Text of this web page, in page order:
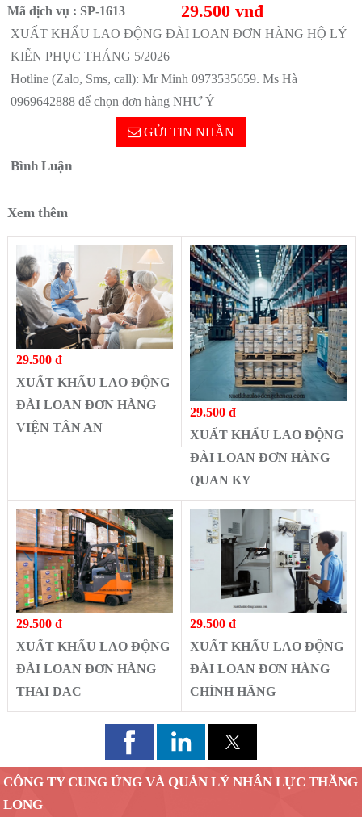
Mã dịch vụ : SP-1613 29.500 vnđ
XUẤT KHẨU LAO ĐỘNG ĐÀI LOAN ĐƠN HÀNG HỘ LÝ
KIẾN PHỤC THÁNG 5/2026
Hotline (Zalo, Sms, call): Mr Minh 0973535659. Ms Hà
0969642888 để chọn đơn hàng NHƯ Ý
GỬI TIN NHẮN
Bình Luận
Xem thêm
29.500 đ
XUẤT KHẨU LAO ĐỘNG
ĐÀI LOAN ĐƠN HÀNG
VIỆN TÂN AN
29.500 đ
XUẤT KHẨU LAO ĐỘNG
ĐÀI LOAN ĐƠN HÀNG
QUAN KY
29.500 đ
XUẤT KHẨU LAO ĐỘNG
ĐÀI LOAN ĐƠN HÀNG
THAI DAC
29.500 đ
XUẤT KHẨU LAO ĐỘNG
ĐÀI LOAN ĐƠN HÀNG
CHÍNH HÃNG
CÔNG TY CUNG ỨNG VÀ QUẢN LÝ NHÂN LỰC THĂNG
LONG